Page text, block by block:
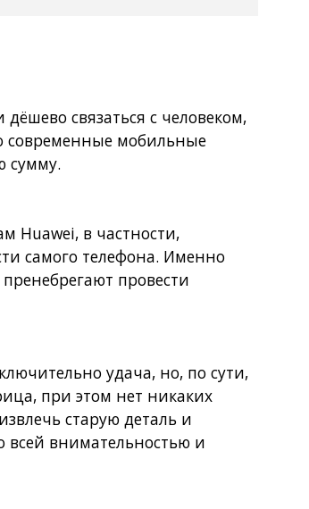
связаться с человеком,
современные мобильные
сумму.
Huawei, в частности,
самого телефона. Именно
провести
удача, но, по сути,
при этом нет никаких
старую деталь и
всей внимательностью и